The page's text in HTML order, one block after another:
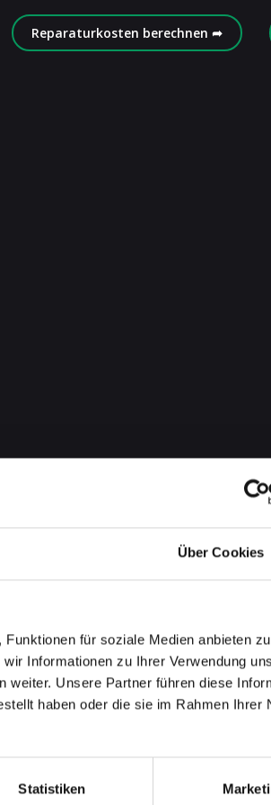
Über Cookies
für soziale Medien anbieten
Informationen zu Ihrer Verwendung
weiter. Unsere Partner führen diese
haben oder die sie im Rahmen Ihrer
Statistiken
Reparaturkosten berechnen ➦